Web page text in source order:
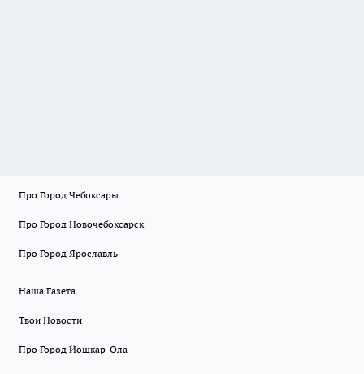
Про Город Чебоксары
Про Город Новочебоксарск
Про Город Ярославль
Наша Газета
Твои Новости
Про Город Йошкар-Ола